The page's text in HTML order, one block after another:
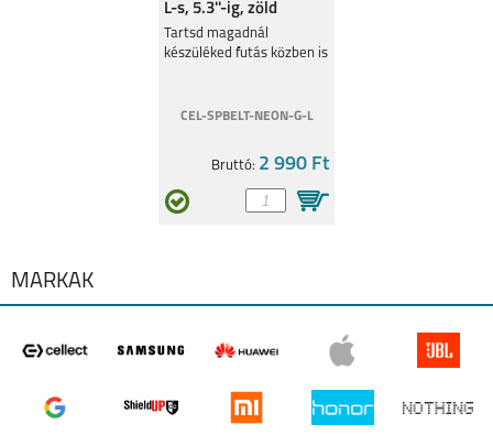
L-s, 5.3''-ig, zöld
Tartsd magadnál
készüléked futás közben is
CEL-SPBELT-NEON-G-L
Bruttó: 2 990 Ft
MÁRKÁK